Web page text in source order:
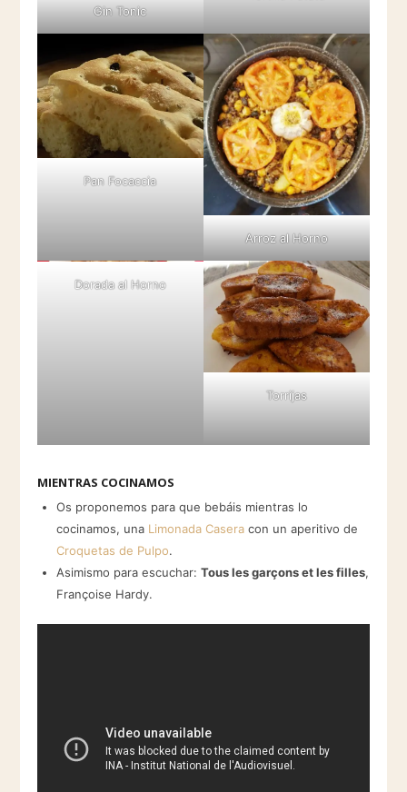
Gin Tonic
Pan Focaccia
Arroz al Horno
Dorada al Horno
Torrijas
MIENTRAS COCINAMOS
Os proponemos para que bebáis mientras lo
cocinamos, una Limonada Caseracon un aperitivo de
Croquetas de Pulpo.
Asimismo para escuchar: Tous les garçons et les filles,
Françoise Hardy.